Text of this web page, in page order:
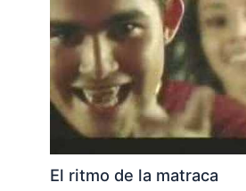
El ritmo de la matraca